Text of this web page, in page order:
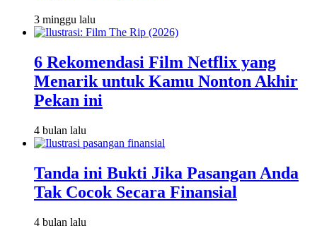
3 minggu lalu
6 Rekomendasi Film Netflix yang
Menarik untuk Kamu Nonton Akhir
Pekan ini
4 bulan lalu
Tanda ini Bukti Jika Pasangan Anda
Tak Cocok Secara Finansial
4 bulan lalu